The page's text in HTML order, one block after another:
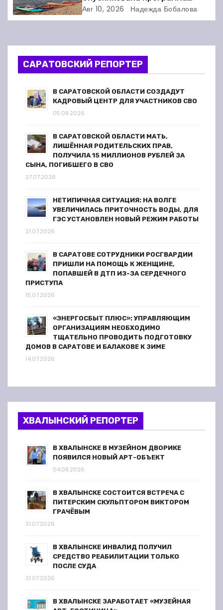
п
о
железнодорожников
фестиваля сапбординга в
Балакове
Авг 10, 2026 Надежда Бобалова
САРАТОВСКИЙ РЕПОРТЕР
В САРАТОВСКОЙ ОБЛАСТИ СОЗДАДУТ
КАДРОВЫЙ ЦЕНТР ДЛЯ УЧАСТНИКОВ СВО
05.08.2026
В САРАТОВСКОЙ ОБЛАСТИ МАТЬ,
ЛИШЁННАЯ РОДИТЕЛЬСКИХ ПРАВ,
ПОЛУЧИЛА 15 МИЛЛИОНОВ РУБЛЕЙ ЗА
СЫНА, ПОГИБШЕГО В СВО
27.07.2026
НЕТИПИЧНАЯ СИТУАЦИЯ: НА ВОЛГЕ
УВЕЛИЧИЛАСЬ ПРИТОЧНОСТЬ ВОДЫ, ДЛЯ
ГЭС УСТАНОВЛЕН НОВЫЙ РЕЖИМ РАБОТЫ
21.07.2026
В САРАТОВЕ СОТРУДНИКИ РОСГВАРДИИ
ПРИШЛИ НА ПОМОЩЬ К ЖЕНЩИНЕ,
ПОПАВШЕЙ В ДТП ИЗ-ЗА СЕРДЕЧНОГО
ПРИСТУПА
15.07.2026
«ЭНЕРГОСБЫТ ПЛЮС»: УПРАВЛЯЮЩИМ
ОРГАНИЗАЦИЯМ НЕОБХОДИМО
ТЩАТЕЛЬНО ПРОВОДИТЬ ПОДГОТОВКУ
ДОМОВ В САРАТОВЕ И БАЛАКОВЕ К ЗИМЕ
14.07.2026
ХВАЛЫНСКИЙ РЕПОРТЕР
В ХВАЛЫНСКЕ В МУЗЕЙНОМ ДВОРИКЕ
ПОЯВИЛСЯ НОВЫЙ АРТ-ОБЪЕКТ
04.08.2026
В ХВАЛЫНСКЕ СОСТОИТСЯ ВСТРЕЧА С
ПИТЕРСКИМ СКУЛЬПТОРОМ ВИКТОРОМ
ГРАЧЁВЫМ
31.07.2026
В ХВАЛЫНСКЕ ИНВАЛИД ПОЛУЧИЛ
СРЕДСТВО РЕАБИЛИТАЦИИ ТОЛЬКО
ПОСЛЕ СУДА
31.07.2026
В ХВАЛЫНСКЕ ЗАРАБОТАЕТ «МУЗЕЙНАЯ